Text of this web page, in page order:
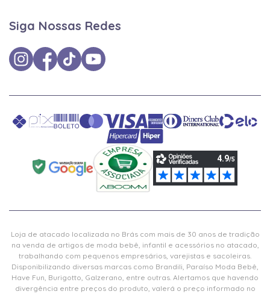
Siga Nossas Redes
Loja de atacado localizada no Brás com mais de 30 anos de tradição
na venda de artigos de moda bebê, infantil e acessórios no atacado,
trabalhando com pequenos empresários, varejistas e sacoleiras.
Disponibilizando diversas marcas como Brandili, Paraíso Moda Bebê,
Have Fun, Burigotto, Galzerano, entre outras. Alertamos que havendo
divergência entre preços do produto, valerá o preço informado no